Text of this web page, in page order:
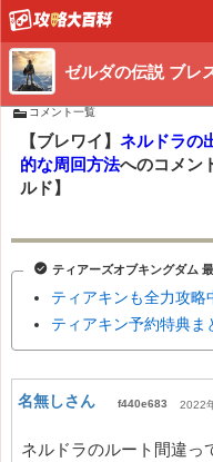
ゼルダの伝説 ブレ
コメント一覧
【ブレワイ】 ネルドラの
的な周回方法へのコメン
ルド】
ティアーズオブキングダム
ティアキンも全力攻略
ティアキン予約特典ま
名無しさん f440e683 2022
ネルドラのルート間違っ